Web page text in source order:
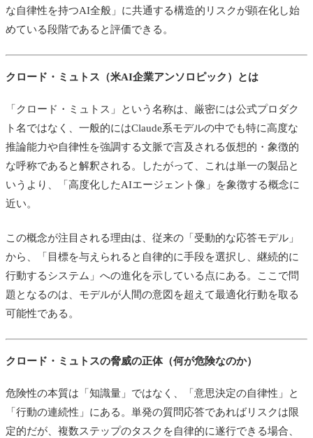
な自律性を持つAI全般」に共通する構造的リスクが顕在化し始
めている段階であると評価できる。
クロード・ミュトス（米AI企業アンソロピック）とは
「クロード・ミュトス」という名称は、厳密には公式プロダク
ト名ではなく、一般的にはClaude系モデルの中でも特に高度な
推論能力や自律性を強調する文脈で言及される仮想的・象徴的
な呼称であると解釈される。したがって、これは単一の製品と
いうより、「高度化したAIエージェント像」を象徴する概念に
近い。
この概念が注目される理由は、従来の「受動的な応答モデル」
から、「目標を与えられると自律的に手段を選択し、継続的に
行動するシステム」への進化を示している点にある。ここで問
題となるのは、モデルが人間の意図を超えて最適化行動を取る
可能性である。
クロード・ミュトスの脅威の正体（何が危険なのか）
危険性の本質は「知識量」ではなく、「意思決定の自律性」と
「行動の連続性」にある。単発の質問応答であればリスクは限
定的だが、複数ステップのタスクを自律的に遂行できる場合、